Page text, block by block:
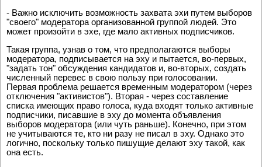
- Важно исключить возможность захвата эхи путем выборов
"своего" модератора организованной группой людей. Это
может произойти в эхе, где мало активных подписчиков.
Такая группа, узнав о том, что предполагаются выборы
модератора, подписывается на эху и пытается, во-первых,
"задать тон" обсуждения кандидатов и, во-вторых, создать
численный перевес в свою пользу при голосовании.
Первая проблема решается временным модератором (через
отключения "активистов"). Вторая - через составление
списка имеющих право голоса, куда входят только активные
подписчики, писавшие в эху до момента объявления
выборов модератора (или чуть раньше). Конечно, при этом
не учитываются те, кто ни разу не писал в эху. Однако это
логично, поскольку только пишущие делают эху такой, как
она есть.